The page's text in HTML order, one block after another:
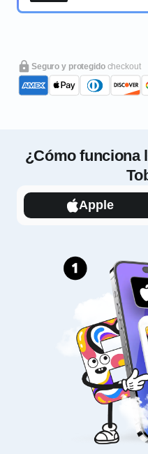
Seguro y protegido checkout
¿Cómo funciona
Apple